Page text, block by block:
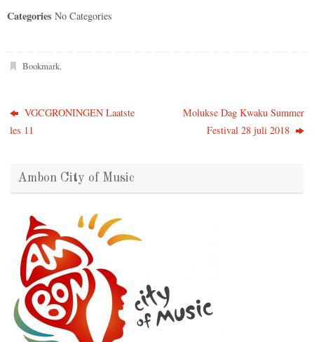
Categories No Categories
Bookmark.
VGCGRONINGEN Laatste
les 11
Molukse Dag Kwaku Summer
Festival 28 juli 2018
Ambon City of Music